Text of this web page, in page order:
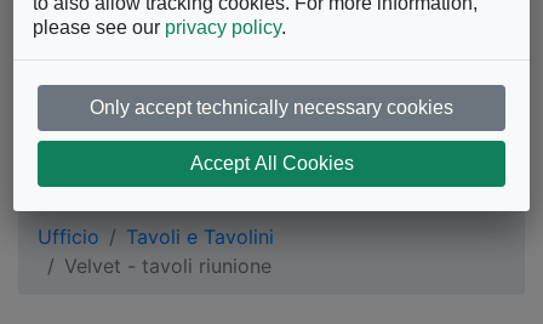
Velvet - tavoli
riunione
Ufficio
Tavoli e Tavolini
Velvet - tavoli riunione
please see our privacy policy.
Only accept technically necessary cookies
Accept All Cookies